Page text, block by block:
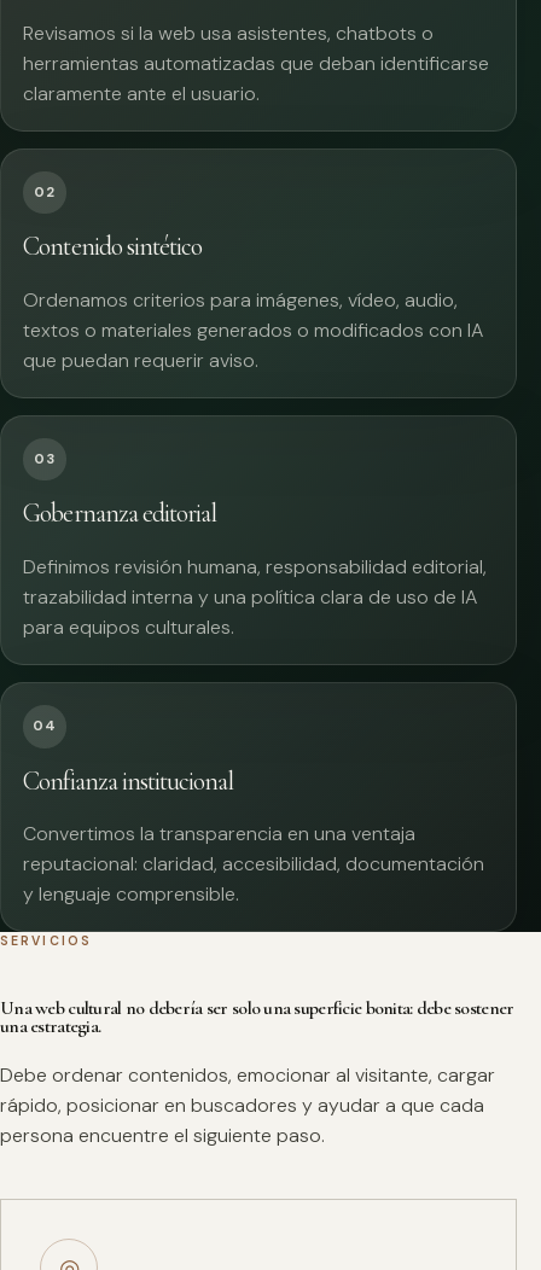
Revisamos si la web usa asistentes, chatbots o
herramientas automatizadas que deban identificarse
claramente ante el usuario.
02
Contenido sintético
Ordenamos criterios para imágenes, vídeo, audio,
textos o materiales generados o modificados con IA
que puedan requerir aviso.
03
Gobernanza editorial
Definimos revisión humana, responsabilidad editorial,
trazabilidad interna y una política clara de uso de IA
para equipos culturales.
04
Confianza institucional
Convertimos la transparencia en una ventaja
reputacional: claridad, accesibilidad, documentación
y lenguaje comprensible.
SERVICIOS
Una web cultural no debería ser solo una superficie bonita: debe sostener
una estrategia.
Debe ordenar contenidos, emocionar al visitante, cargar
rápido, posicionar en buscadores y ayudar a que cada
persona encuentre el siguiente paso.